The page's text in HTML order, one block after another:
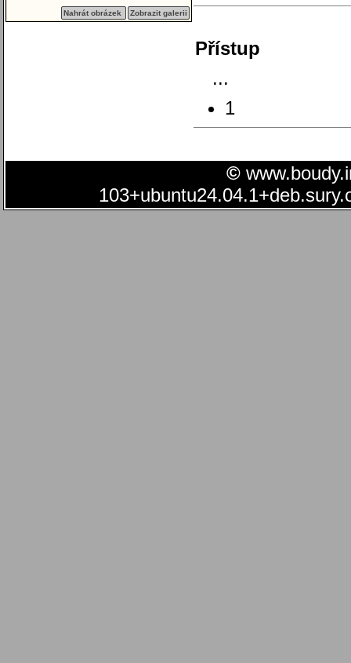
Nahrát obrázek Zobrazit galerii
Přístup
...
1
©